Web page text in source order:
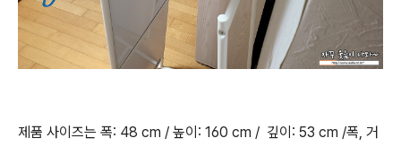
제품 사이즈는 폭: 48 cm / 높이: 160 cm / 깊이: 53 cm /폭, 거